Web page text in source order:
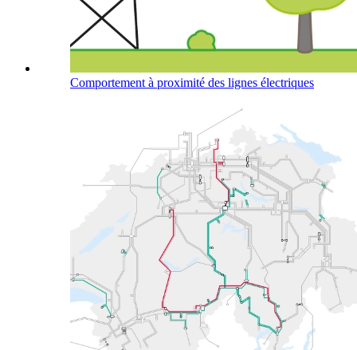
Comportement à proximité des lignes électriques